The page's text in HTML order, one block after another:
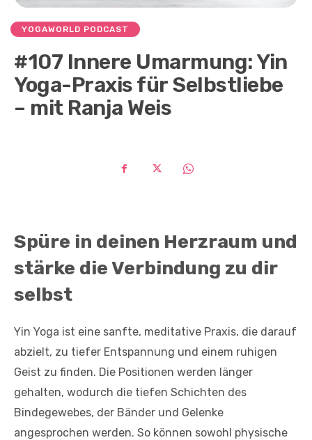
YOGAWORLD PODCAST
#107 Innere Umarmung: Yin
Yoga-Praxis für Selbstliebe
– mit Ranja Weis
Spüre in deinen Herzraum und
stärke die Verbindung zu dir
selbst
Yin Yoga ist eine sanfte, meditative Praxis, die darauf
abzielt, zu tiefer Entspannung und einem ruhigen
Geist zu finden. Die Positionen werden länger
gehalten, wodurch die tiefen Schichten des
Bindegewebes, der Bänder und Gelenke
angesprochen werden. So können sowohl physische